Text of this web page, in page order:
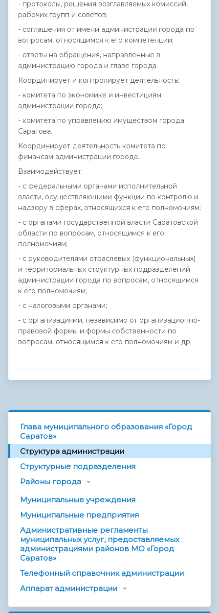
- протоколы, решения возглавляемых комиссий,
рабочих групп и советов;
- соглашения от имени администрации города по
вопросам, относящимся к его компетенции;
- ответы на обращения, направленные в
администрацию города и главе города.
Координирует и контролирует деятельность:
- комитета по экономике и инвестициям
администрации города;
- комитета по управлению имуществом города
Саратова.
Координирует деятельность комитета по
финансам администрации города.
Взаимодействует:
- с федеральными органами исполнительной
власти, осуществляющими функции по контролю и
надзору в сферах, относящихся к его полномочиям;
- с органами государственной власти Саратовской
области по вопросам, относящимся к его
полномочиям;
- с руководителями отраслевых (функциональных)
и территориальных структурных подразделений
администрации города по вопросам, относящимся
к его полномочиям;
- с налоговыми органами;
- с организациями, независимо от организационно-
правовой формы и формы собственности по
вопросам, относящимся к его полномочиям и др.
Глава муниципального образования «Город
Саратов»
Структура администрации
Структурные подразделения
Районы города
Муниципальные учреждения
Муниципальные предприятия
Административные регламенты
муниципальных услуг, предоставляемых
администрациями районов МО «Город
Саратов»
Телефонный справочник администрации
Аппарат администрации